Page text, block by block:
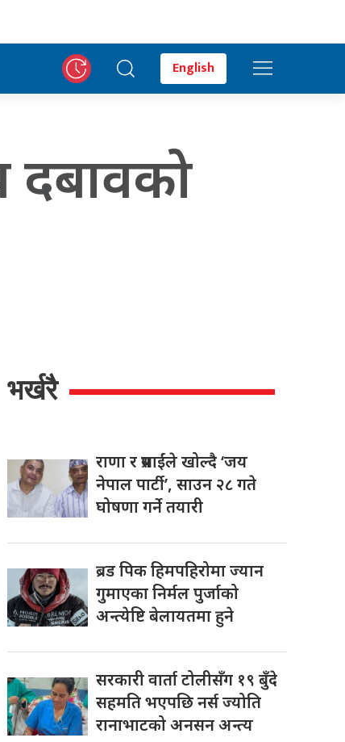
English
भर्खरै
राणा र प्रसाईंले खोल्दै ‘जय
नेपाल पार्टी’, साउन २८ गते
घोषणा गर्ने तयारी
ब्रड पिक हिमपहिरोमा ज्यान
गुमाएका निर्मल पुर्जाको
अन्त्येष्टि बेलायतमा हुने
सरकारी वार्ता टोलीसँग १९ बुँदे
सहमति भएपछि नर्स ज्योति
रानाभाटको अनसन अन्त्य